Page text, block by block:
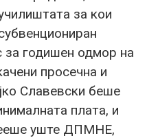
за кои
за годишен одмор на
просечна и
Славевски беше
плата, и
уште ДПМНЕ,